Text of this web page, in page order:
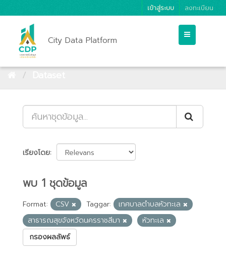
เข้าสู่ระบบ ลงทะเบียน
City Data Platform
เรียงโดย
พบ 1 ชุดข้อมูล
Format: CSV Taggar:
เทศบาลตำบลหัวทะเล
สาธารณสุขจังหวัดนครราชสีมา
หัวทะเล
กรองผลลัพธ์